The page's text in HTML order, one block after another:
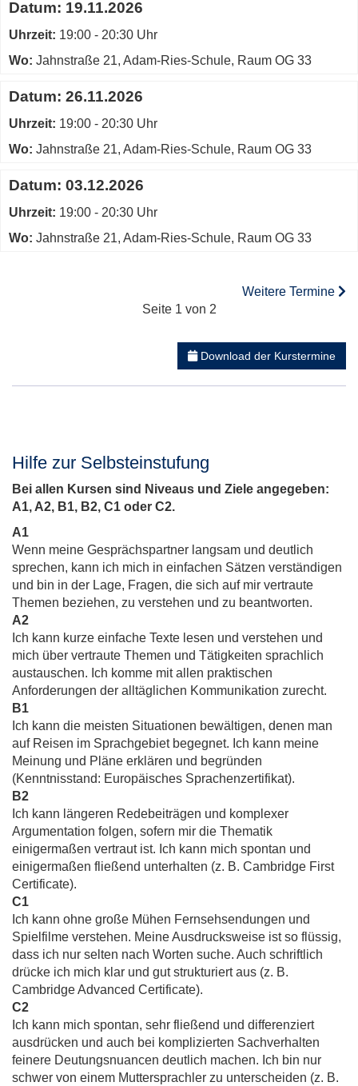
Datum: 19.11.2026
Uhrzeit: 19:00 - 20:30 Uhr
Wo: Jahnstraße 21, Adam-Ries-Schule, Raum OG 33
Datum: 26.11.2026
Uhrzeit: 19:00 - 20:30 Uhr
Wo: Jahnstraße 21, Adam-Ries-Schule, Raum OG 33
Datum: 03.12.2026
Uhrzeit: 19:00 - 20:30 Uhr
Wo: Jahnstraße 21, Adam-Ries-Schule, Raum OG 33
Weitere Termine
Seite 1 von 2
Download der Kurstermine
Hilfe zur Selbsteinstufung
Bei allen Kursen sind Niveaus und Ziele angegeben:
A1, A2, B1, B2, C1 oder C2.
A1
Wenn meine Gesprächspartner langsam und deutlich
sprechen, kann ich mich in einfachen Sätzen verständigen
und bin in der Lage, Fragen, die sich auf mir vertraute
Themen beziehen, zu verstehen und zu beantworten.
A2
Ich kann kurze einfache Texte lesen und verstehen und
mich über vertraute Themen und Tätigkeiten sprachlich
austauschen. Ich komme mit allen praktischen
Anforderungen der alltäglichen Kommunikation zurecht.
B1
Ich kann die meisten Situationen bewältigen, denen man
auf Reisen im Sprachgebiet begegnet. Ich kann meine
Meinung und Pläne erklären und begründen
(Kenntnisstand: Europäisches Sprachenzertifikat).
B2
Ich kann längeren Redebeiträgen und komplexer
Argumentation folgen, sofern mir die Thematik
einigermaßen vertraut ist. Ich kann mich spontan und
einigermaßen fließend unterhalten (z. B. Cambridge First
Certificate).
C1
Ich kann ohne große Mühen Fernsehsendungen und
Spielfilme verstehen. Meine Ausdrucksweise ist so flüssig,
dass ich nur selten nach Worten suche. Auch schriftlich
drücke ich mich klar und gut strukturiert aus (z. B.
Cambridge Advanced Certificate).
C2
Ich kann mich spontan, sehr fließend und differenziert
ausdrücken und auch bei komplizierten Sachverhalten
feinere Deutungsnuancen deutlich machen. Ich bin nur
schwer von einem Muttersprachler zu unterscheiden (z. B.